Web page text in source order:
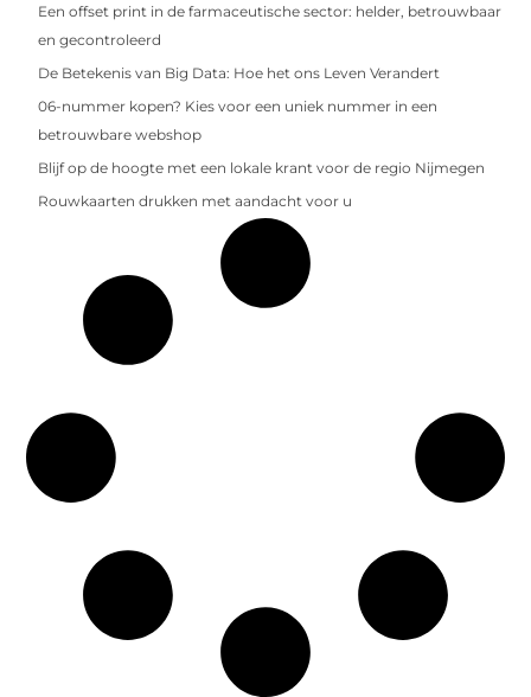
Een offset print in de farmaceutische sector: helder, betrouwbaar
en gecontroleerd
De Betekenis van Big Data: Hoe het ons Leven Verandert
06-nummer kopen? Kies voor een uniek nummer in een
betrouwbare webshop
Blijf op de hoogte met een lokale krant voor de regio Nijmegen
Rouwkaarten drukken met aandacht voor u